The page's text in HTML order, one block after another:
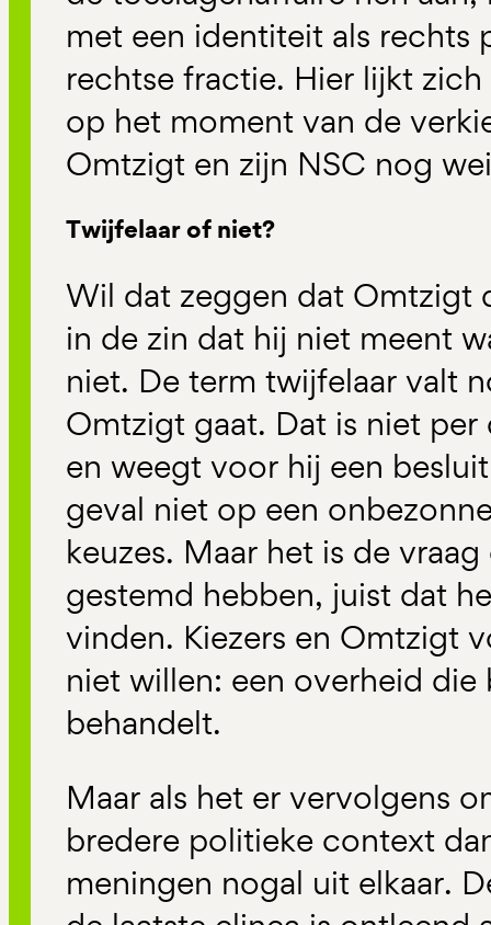
met een identiteit als rechts
rechtse fractie. Hier lijkt
op het moment van de
Omtzigt en zijn NSC nog
Twijfelaar of niet?
Wil dat zeggen dat Omtzigt
in de zin dat hij niet meent
niet. De term twijfelaar valt
Omtzigt gaat. Dat is niet
en weegt voor hij een
geval niet op een
keuzes. Maar het is de
gestemd hebben, juist dat
vinden. Kiezers en Omtzigt
niet willen: een overheid
behandelt.
Maar als het er vervolgens
bredere politieke context
meningen nogal uit elkaar.